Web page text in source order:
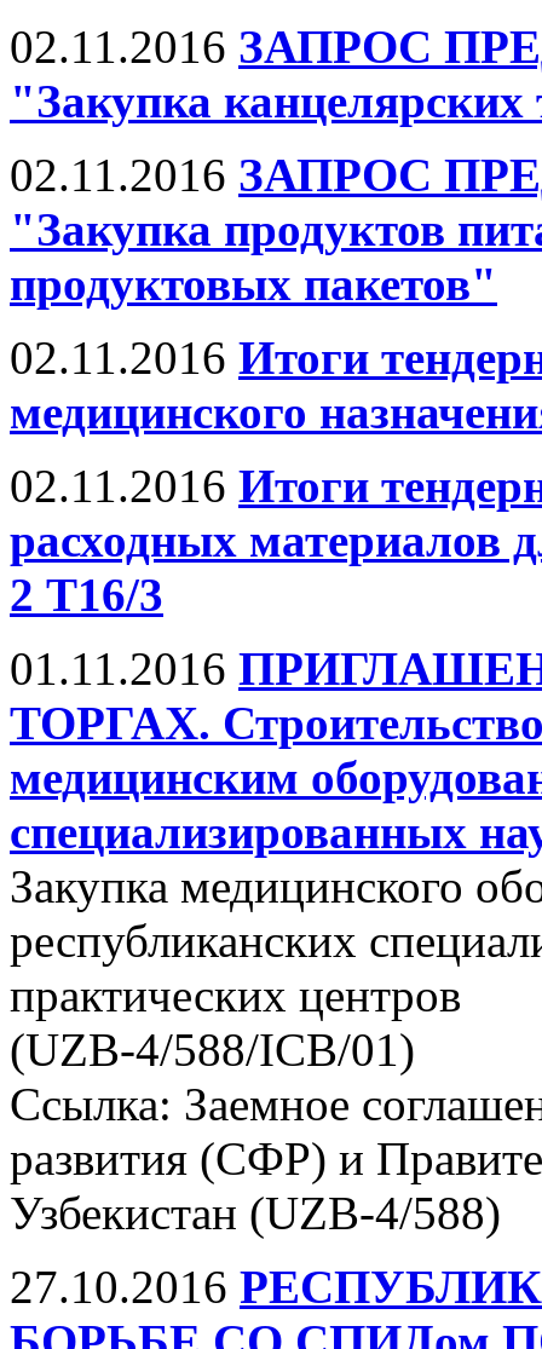
02.11.2016 ЗАПРОС
"Закупка канцелярских
02.11.2016 ЗАПРОС
"Закупка продуктов
продуктовых пакетов"
02.11.2016 Итоги
медицинского
02.11.2016 Итоги
расходных материалов
2 Т16/3
01.11.2016
ТОРГАХ.
медицинским
специализированных
Закупка медицинского
республиканских
практических центров
(UZB-4/588/ICB/01)
Ссылка: Заемное
развития (СФР) и
Узбекистан (UZB-4/588)
27.10.2016